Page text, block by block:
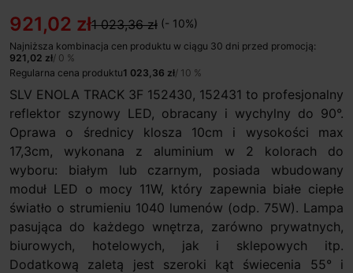
921,02 zł1 023,36 zł (- 10%)
Najniższa kombinacja cen produktu w ciągu 30 dni przed promocją:
921,02 zł/ 0 %
Regularna cena produktu1 023,36 zł/ 10 %
SLV ENOLA TRACK 3F 152430, 152431 to profesjonalny
reflektor szynowy LED, obracany i wychylny do 90°.
Oprawa o średnicy klosza 10cm i wysokości max
17,3cm, wykonana z aluminium w 2 kolorach do
wyboru: białym lub czarnym, posiada wbudowany
moduł LED o mocy 11W, który zapewnia białe ciepłe
światło o strumieniu 1040 lumenów (odp. 75W). Lampa
pasująca do każdego wnętrza, zarówno prywatnych,
biurowych, hotelowych, jak i sklepowych itp.
Dodatkową zaletą jest szeroki kąt świecenia 55° i